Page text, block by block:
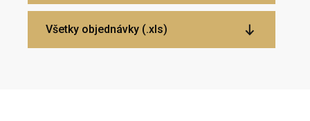
Všetky objednávky (.xls)